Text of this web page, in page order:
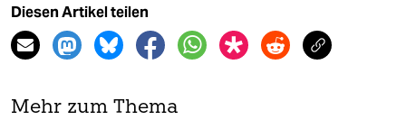
Diesen Artikel teilen
Mehr zum Thema